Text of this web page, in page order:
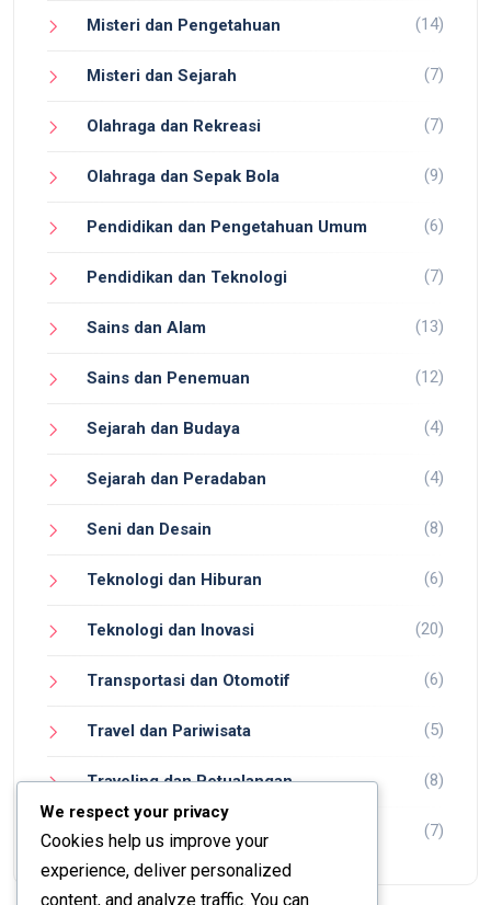
Misteri dan Pengetahuan (14)
Misteri dan Sejarah (7)
Olahraga dan Rekreasi (7)
Olahraga dan Sepak Bola (9)
Pendidikan dan Pengetahuan Umum (6)
Pendidikan dan Teknologi (7)
Sains dan Alam (13)
Sains dan Penemuan (12)
Sejarah dan Budaya (4)
Sejarah dan Peradaban (4)
Seni dan Desain (8)
Teknologi dan Hiburan (6)
Teknologi dan Inovasi (20)
Transportasi dan Otomotif (6)
Travel dan Pariwisata (5)
Traveling dan Petualangan (8)
Wisata dan Petualangan (7)
We respect your privacy
Cookies help us improve your
experience, deliver personalized
content, and analyze traffic. You can